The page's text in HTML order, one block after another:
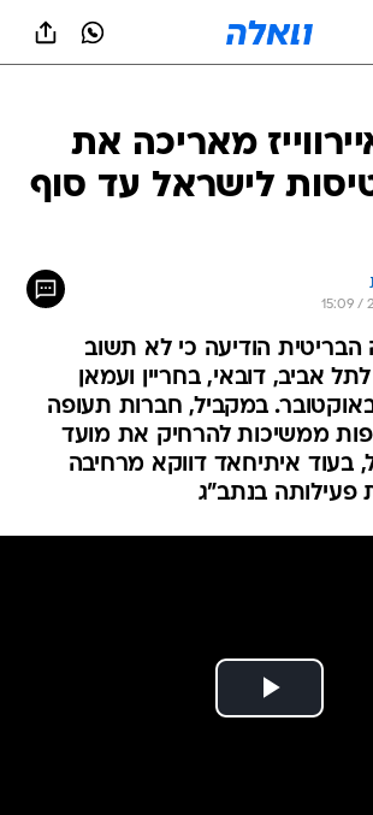
מאריכה את
לישראל עד סוף
הודיעה כי לא תשוב
אביב, דובאי, בחריין ועמאן
עד 25 באוקטובר. במקביל, חברות תעופה
ממשיכות להרחיק את מועד
בעוד איתיחאד דווקא מרחיבה
בנתב"ג